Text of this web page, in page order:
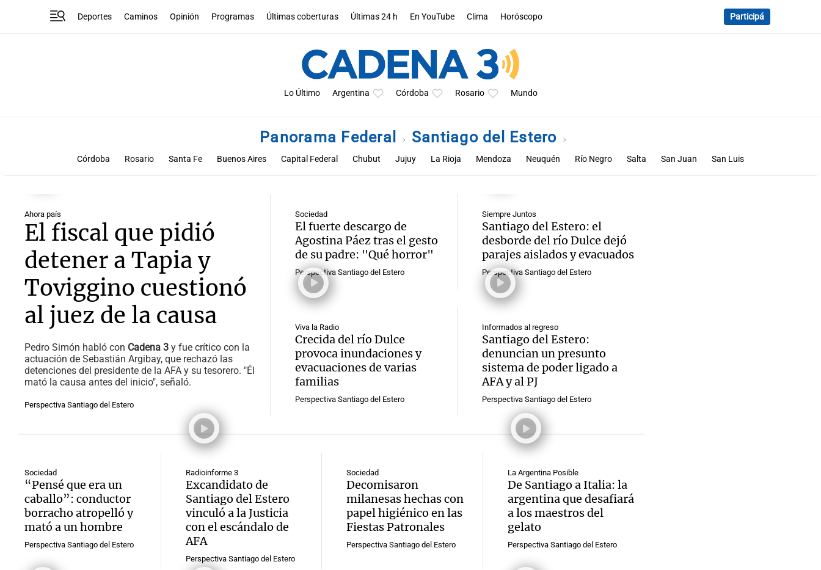
Deportes Caminos Opinión Programas Últimas coberturas Últimas 24 h En YouTube Clima Horóscopo Participá
Lo Último Argentina Córdoba Rosario Mundo
Panorama Federal Santiago del Estero
Córdoba Rosario Santa Fe Buenos Aires Capital Federal Chubut Jujuy La Rioja Mendoza Neuquén Río Negro Salta San Juan
San Luis
Ahora país
El fiscal que pidió
detener a Tapia y
Toviggino cuestionó
al juez de la causa
Pedro Simón habló con Cadena 3 y fue crítico con la
actuación de Sebastián Argibay, que rechazó las
detenciones del presidente de la AFA y su tesorero. "Él
mató la causa antes del inicio", señaló.
Perspectiva Santiago del Estero
Sociedad
El fuerte descargo de
Agostina Páez tras el gesto
de su padre: "Qué horror"
Perspectiva Santiago del Estero
Siempre Juntos
Santiago del Estero: el
desborde del río Dulce dejó
parajes aislados y evacuados
Perspectiva Santiago del Estero
Viva la Radio
Crecida del río Dulce
provoca inundaciones y
evacuaciones de varias
familias
Perspectiva Santiago del Estero
Informados al regreso
Santiago del Estero:
denuncian un presunto
sistema de poder ligado a
AFA y al PJ
Perspectiva Santiago del Estero
Sociedad
“Pensé que era un
caballo”: conductor
borracho atropelló y
mató a un hombre
Perspectiva Santiago del Estero
Radioinforme 3
Excandidato de
Santiago del Estero
vinculó a la Justicia
con el escándalo de
AFA
Perspectiva Santiago del Estero
Sociedad
Decomisaron
milanesas hechas con
papel higiénico en las
Fiestas Patronales
Perspectiva Santiago del Estero
La Argentina Posible
De Santiago a Italia: la
argentina que desafiará
a los maestros del
gelato
Perspectiva Santiago del Estero